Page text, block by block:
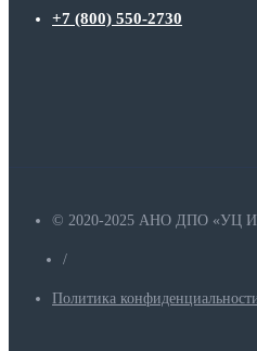
+7 (800) 550-2730
© 2020-2025 АНО ДПО «УЦ
/
Политика